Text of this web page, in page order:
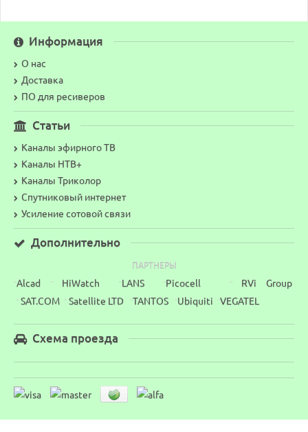
Информация
О нас
Доставка
ПО для ресиверов
Статьи
Каналы эфирного ТВ
Каналы НТВ+
Каналы Триколор
Спутниковый интернет
Усиление сотовой связи
Дополнительно
ПАРТНЕРЫ
¨Alcad ¨ HiWatch ¨LANS ¨Picocell ¨ RVi Group
¨ SAT.COM ¨ Satellite LTD ¨TANTOS ¨Ubiquiti ¨VEGATEL
Схема проезда